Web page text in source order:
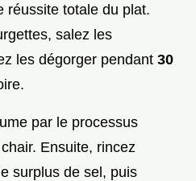
réussite totale du plat.
salez les
les dégorger pendant 30
par le processus
Ensuite, rincez
surplus de sel, puis